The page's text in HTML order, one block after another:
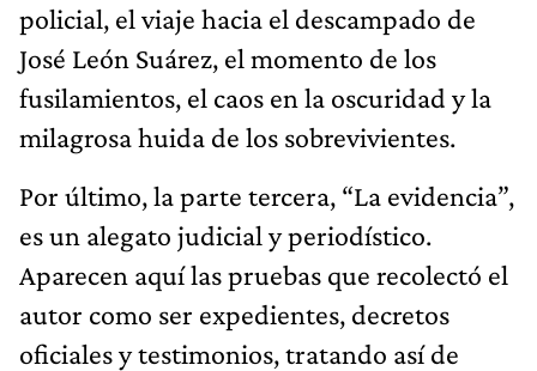
policial, el viaje hacia el descampado de
José León Suárez, el momento de los
fusilamientos, el caos en la oscuridad y la
milagrosa huida de los sobrevivientes.
Por último, la parte tercera, “La evidencia”,
es un alegato judicial y periodístico.
Aparecen aquí las pruebas que recolectó el
autor como ser expedientes, decretos
oficiales y testimonios, tratando así de